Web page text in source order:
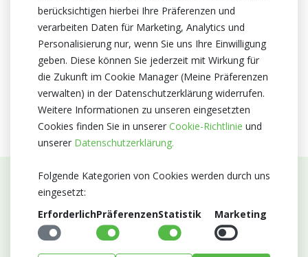
Herkunftsland
China
Zertifikat
Kein Zertifikate
Abonnieren Sie unseren Newsletter
Bleiben Sie auf dem Laufenden mit Neuigkeiten und
Entwicklungen von Blumengroßhandel Heyl
berücksichtigen hierbei Ihre Präferenzen und
verarbeiten Daten für Marketing, Analytics und
Personalisierung nur, wenn Sie uns Ihre Einwilligung
geben. Diese können Sie jederzeit mit Wirkung für
die Zukunft im Cookie Manager (Meine Präferenzen
verwalten) in der Datenschutzerklärung widerrufen.
Weitere Informationen zu unseren eingesetzten
Cookies finden Sie in unserer Cookie-Richtlinie und
unserer Datenschutzerklärung.
Folgende Kategorien von Cookies werden durch uns
eingesetzt:
ErforderlichPräferenzenStatistik Marketing